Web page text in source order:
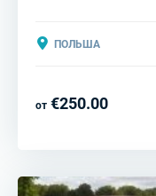
ПОЛЬША
от €250.00